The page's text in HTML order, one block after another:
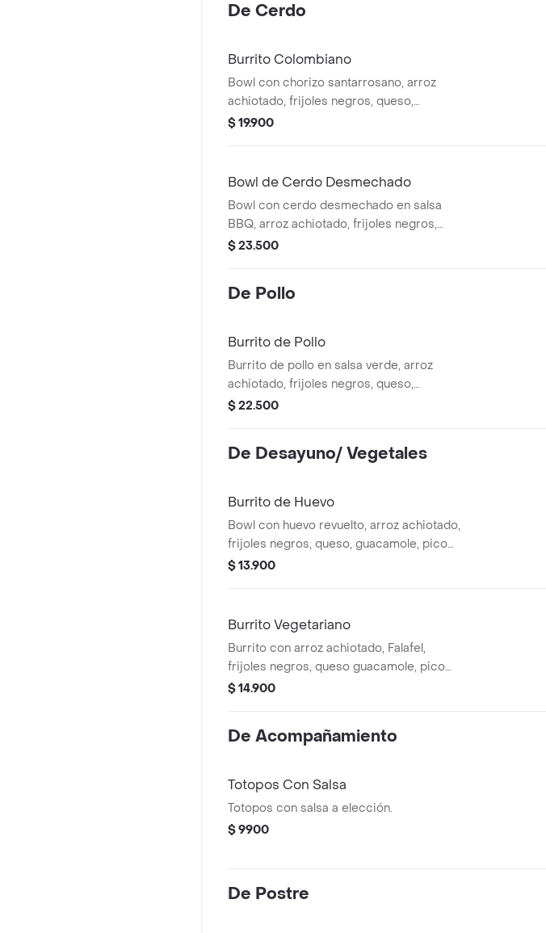
De Cerdo
Burrito Colombiano
Bowl con chorizo santarrosano, arroz
achiotado, frijoles negros, queso,
platanitos maduros, guacamole, pico de
$ 19.900
Bowl de Cerdo Desmechado
Bowl con cerdo desmechado en salsa
BBQ, arroz achiotado, frijoles negros,
queso, guacamole, pico de gallo, lechuga
$ 23.500
De Pollo
Burrito de Pollo
Burrito de pollo en salsa verde, arroz
achiotado, frijoles negros, queso,
guacamole, pico de gallo, lechuga y salsa
$ 22.500
De Desayuno/ Vegetales
Burrito de Huevo
Bowl con huevo revuelto, arroz achiotado,
frijoles negros, queso, guacamole, pico
de gallo, lechuga y salsa verde.
$ 13.900
Burrito Vegetariano
Burrito con arroz achiotado, Falafel,
frijoles negros, queso guacamole, pico
de gallo, lechuga, totopos triturados y
$ 14.900
De Acompañamiento
Totopos Con Salsa
Totopos con salsa a elección.
$ 9900
De Postre